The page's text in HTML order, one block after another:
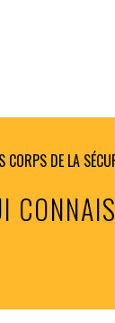
CORPS DE LA